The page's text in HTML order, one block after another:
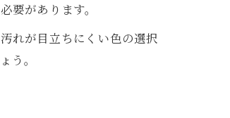
要があります。
れが目立ちにくい色の選択
う。